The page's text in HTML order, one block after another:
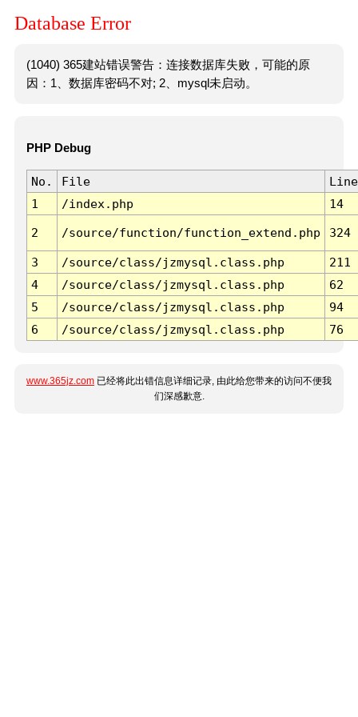
Database Error
(1040) 365建站错误警告：连接数据库失败，可能的原
因：1、数据库密码不对; 2、mysql未启动。
PHP Debug
No. File
Line
1
/index.php 14
2 /source/function/function_extend.php 324
3 /source/class/jzmysql.class.php
211
4
/source/class/jzmysql.class.php
62
5
/source/class/jzmysql.class.php
94
6
/source/class/jzmysql.class.php 76
www.365jz.com 已经将此出错信息详细记录, 由此给您带来的访问不便我
们深感歉意.